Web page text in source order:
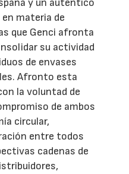
y un auténtico
materia de
que Genci afronta
su actividad
de envases
Afronto esta
la voluntad de
de ambos
circular,
entre todos
cadenas de